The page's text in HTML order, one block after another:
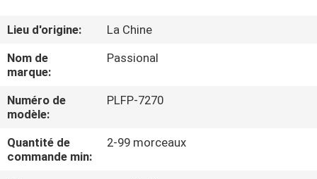
DE
NOUS
VISITE
D'USINE
CONTRÔLE
Lieu d'origine:
La Chine
Nom de
marque:
Passional
Numéro de
modèle:
PLFP-7270
Quantité de
commande min:
2-99 morceaux